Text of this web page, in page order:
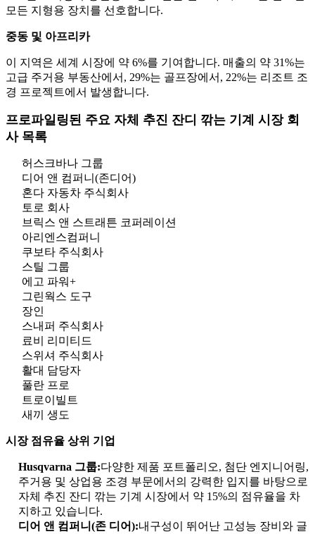
모든 지형용 장치를 선호합니다.
중동 및 아프리카
이 지역은 세계 시장에 약 6%를 기여합니다. 매출의 약 31%는
고급 주거용 부동산에서, 29%는 골프장에서, 22%는 리조트 조
경 프로젝트에서 발생합니다.
프로파일링된 주요 자체 추진 잔디 깎는 기계 시장 회
사 목록
허스크바나 그룹
디어 앤 컴퍼니(존디어)
혼다 자동차 주식회사
토로 회사
브릭스 앤 스트래튼 코퍼레이션
아리엔스컴퍼니
쿠보타 주식회사
스틸 그룹
에고 파워+
그린웍스 도구
장인
스내퍼 주식회사
료비 리미티드
스위셔 주식회사
활대 담당자
풀란 프로
트로이빌트
새끼 생도
시장 점유율 상위 기업
Husqvarna 그룹:다양한 제품 포트폴리오, 첨단 엔지니어링,
주거용 및 상업용 조경 부문에서의 강력한 입지를 바탕으로
자체 추진 잔디 깎는 기계 시장에서 약 15%의 점유율을 차
지하고 있습니다.
디어 앤 컴퍼니(존 디어):내구성이 뛰어난 고성능 장비와 글